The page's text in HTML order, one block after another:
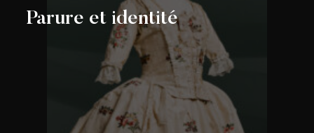
Parure et identité